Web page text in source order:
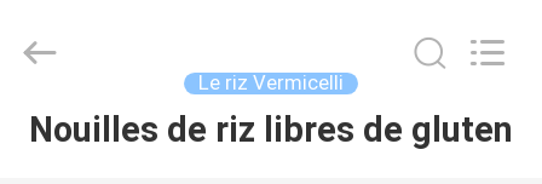
MAISON
Rights
Le riz Vermicelli
Nouilles de riz libres de gluten